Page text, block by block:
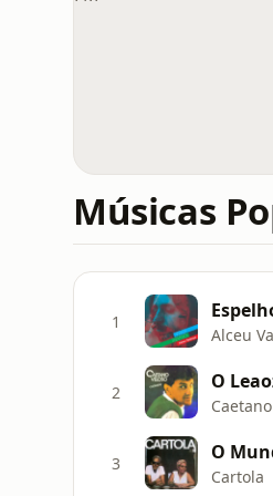
Músicas
1
Alceu
2 O
3 O
Cartola